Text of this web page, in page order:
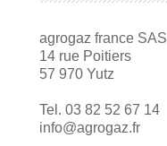
agrogaz france SAS
14 rue Poitiers
57 970 Yutz
Tel. 03 82 52 67 14
info@agrogaz.fr